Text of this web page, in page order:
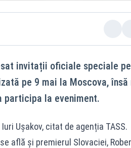
invitații oficiale speciale
pe 9 mai la Moscova,
la eveniment.
Ușakov, citat de agenția TASS.
află și premierul Slovaciei,